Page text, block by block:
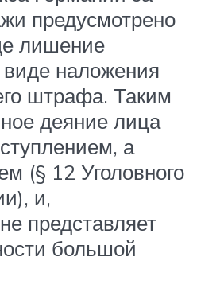
предусмотрено
лишение
наложения
штрафа. Таким
деяние лица
а
(§ 12 Уголовного
и,
представляет
большой